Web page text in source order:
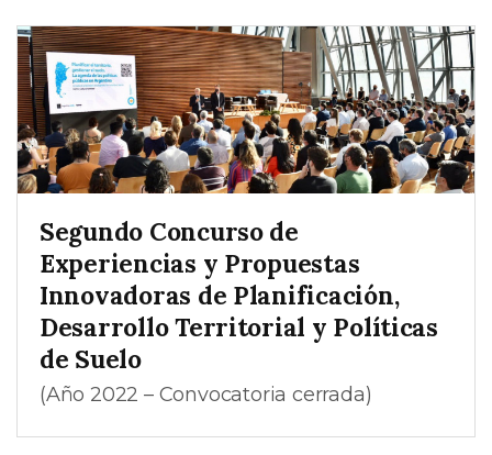
Segundo Concurso de
Experiencias y Propuestas
Innovadoras de Planificación,
Desarrollo Territorial y Políticas
de Suelo
(Año 2022 – Convocatoria cerrada)